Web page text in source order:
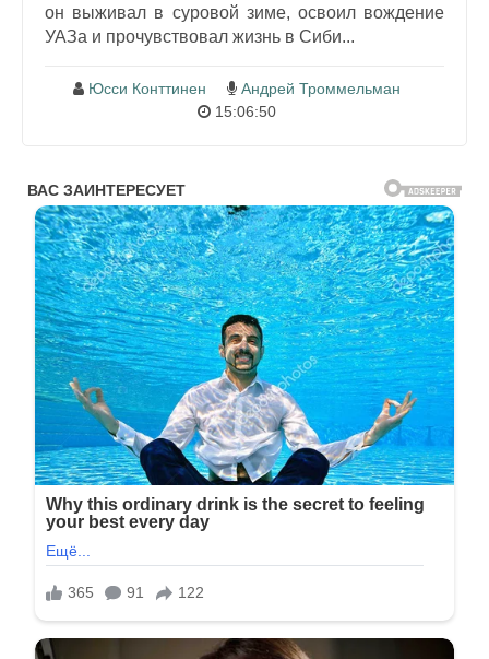
он выживал в суровой зиме, освоил вождение
УАЗа и прочувствовал жизнь в Сиби...
Юсси Конттинен
Андрей Троммельман
15:06:50